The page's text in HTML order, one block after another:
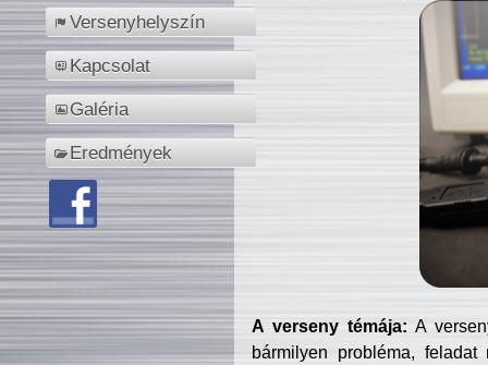
Versenyhelyszín
Kapcsolat
Galéria
Eredmények
A verseny témája: A
bármilyen probléma, feladat